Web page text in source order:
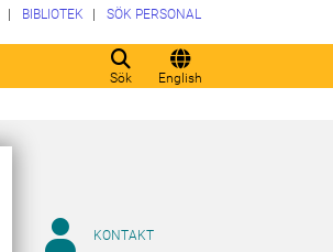
Sök English
BIBLIOTEK SÖK PERSONAL
KONTAKT